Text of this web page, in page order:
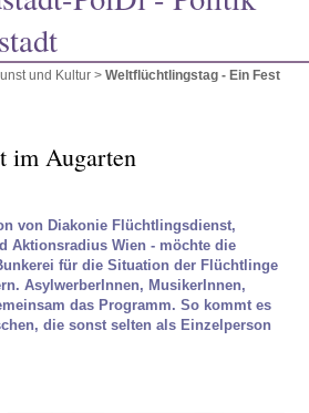
und Kultur > Weltflüchtlingstag - Ein Fest
im Augarten
von Diakonie Flüchtlingsdienst,
Aktionsradius Wien - möchte die
für die Situation der Flüchtlinge
AsylwerberInnen, MusikerInnen,
das Programm. So kommt es
die sonst selten als Einzelperson